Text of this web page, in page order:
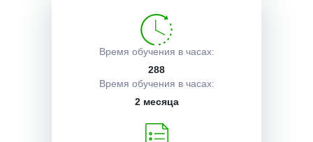
Время обучения в часах:
288
Время обучения в часах:
2 месяца
Описание курса
Получаемые документы
Условия поступления